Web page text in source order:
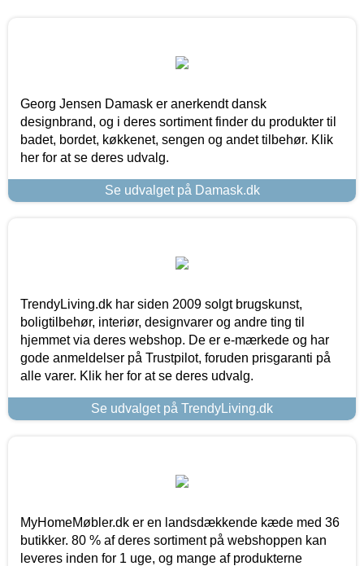
Georg Jensen Damask er anerkendt dansk
designbrand, og i deres sortiment finder du produkter til
badet, bordet, køkkenet, sengen og andet tilbehør. Klik
her for at se deres udvalg.
Se udvalget på Damask.dk
TrendyLiving.dk har siden 2009 solgt brugskunst,
boligtilbehør, interiør, designvarer og andre ting til
hjemmet via deres webshop. De er e-mærkede og har
gode anmeldelser på Trustpilot, foruden prisgaranti på
alle varer. Klik her for at se deres udvalg.
Se udvalget på TrendyLiving.dk
MyHomeMøbler.dk er en landsdækkende kæde med 36
butikker. 80 % af deres sortiment på webshoppen kan
leveres inden for 1 uge, og mange af produkterne